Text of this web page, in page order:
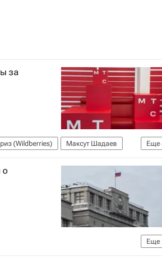
за
Еще
(Wildberries)
Максут Шадаев
о
Еще
Федеральная служба по надзору в сфере связи, информационных технологий и массовых коммуникаций (Роскомнадзор)